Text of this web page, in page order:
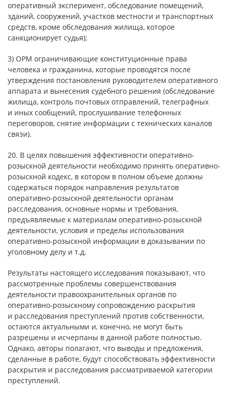
оперативный эксперимент, обследование помещений,
зданий, сооружений, участков местности и транспортных
средств, кроме обследования жилища, которое
санкционирует судья);
3) ОРМ ограничивающие конституционные права
человека и гражданина, которые проводятся после
утверждения постановления руководителем оперативного
аппарата и вынесения судебного решения (обследование
жилища, контроль почтовых отправлений, телеграфных
и иных сообщений, прослушивание телефонных
переговоров, снятие информации с технических каналов
связи).
20. В целях повышения эффективности оперативно-
розыскной деятельности необходимо принять оперативно-
розыскной кодекс, в котором в полном объеме должны
содержаться порядок направления результатов
оперативно-розыскной деятельности органам
расследования, основные нормы и требования,
предъявляемые к материалам оперативно-розыскной
деятельности, условия и пределы использования
оперативно-розыскной информации в доказывании по
уголовному делу и т.д.
Результаты настоящего исследования показывают, что
рассмотренные проблемы совершенствования
деятельности правоохранительных органов по
оперативно-розыскному сопровождению раскрытия
и расследования преступлений против собственности,
остаются актуальными и, конечно, не могут быть
разрешены и исчерпаны в данной работе полностью.
Однако, авторы полагают, что выводы и предложения,
сделанные в работе, будут способствовать эффективности
раскрытия и расследования рассматриваемой категории
преступлений.